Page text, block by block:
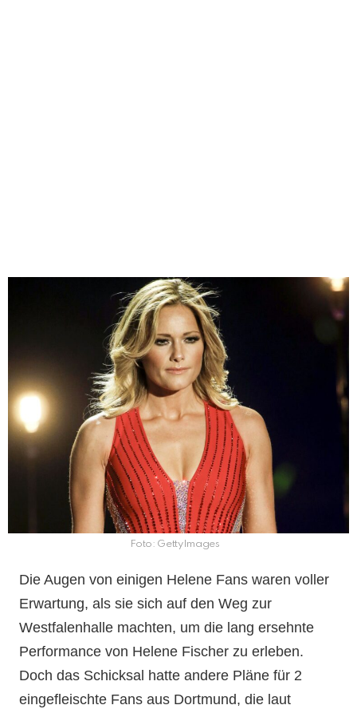
Foto: GettyImages
Die Augen von einigen Helene Fans waren voller
Erwartung, als sie sich auf den Weg zur
Westfalenhalle machten, um die lang ersehnte
Performance von Helene Fischer zu erleben.
Doch das Schicksal hatte andere Pläne für 2
eingefleischte Fans aus Dortmund, die laut